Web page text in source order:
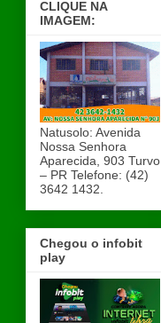
CLIQUE NA
IMAGEM:
Natusolo: Avenida
Nossa Senhora
Aparecida, 903 Turvo
– PR Telefone: (42)
3642 1432.
Chegou o infobit
play